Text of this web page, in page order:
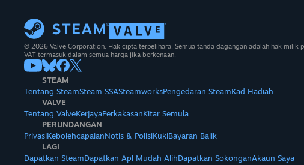
© 2026 Valve Corporation. Hak cipta terpelihara. Semua tanda dagangan adalah hak milik
VAT termasuk dalam semua harga jika berkenaan.
STEAM
Tentang SteamSteam SSASteamworksPengedaran SteamKad Hadiah
VALVE
Tentang ValveKerjayaPerkakasanKitar Semula
PERUNDANGAN
PrivasiKebolehcapaianNotis & PolisiKukiBayaran Balik
LAGI
Dapatkan SteamDapatkan Apl Mudah AlihDapatkan SokonganAkaun Saya